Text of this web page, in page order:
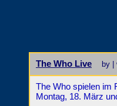
The Who Live by |
The Who spielen im
Montag, 18. März